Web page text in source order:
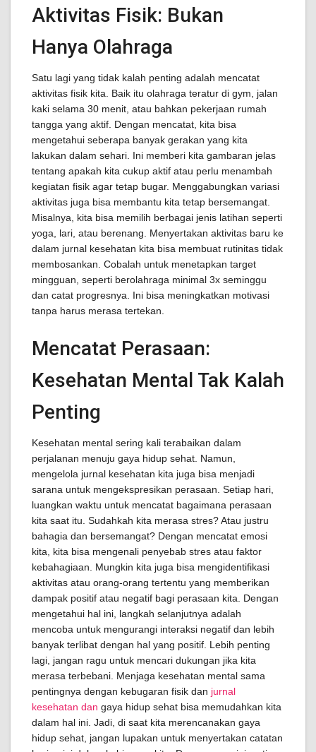
Aktivitas Fisik: Bukan
Hanya Olahraga
Satu lagi yang tidak kalah penting adalah mencatat
aktivitas fisik kita. Baik itu olahraga teratur di gym, jalan
kaki selama 30 menit, atau bahkan pekerjaan rumah
tangga yang aktif. Dengan mencatat, kita bisa
mengetahui seberapa banyak gerakan yang kita
lakukan dalam sehari. Ini memberi kita gambaran jelas
tentang apakah kita cukup aktif atau perlu menambah
kegiatan fisik agar tetap bugar. Menggabungkan variasi
aktivitas juga bisa membantu kita tetap bersemangat.
Misalnya, kita bisa memilih berbagai jenis latihan seperti
yoga, lari, atau berenang. Menyertakan aktivitas baru ke
dalam jurnal kesehatan kita bisa membuat rutinitas tidak
membosankan. Cobalah untuk menetapkan target
mingguan, seperti berolahraga minimal 3x seminggu
dan catat progresnya. Ini bisa meningkatkan motivasi
tanpa harus merasa tertekan.
Mencatat Perasaan:
Kesehatan Mental Tak Kalah
Penting
Kesehatan mental sering kali terabaikan dalam
perjalanan menuju gaya hidup sehat. Namun,
mengelola jurnal kesehatan kita juga bisa menjadi
sarana untuk mengekspresikan perasaan. Setiap hari,
luangkan waktu untuk mencatat bagaimana perasaan
kita saat itu. Sudahkah kita merasa stres? Atau justru
bahagia dan bersemangat? Dengan mencatat emosi
kita, kita bisa mengenali penyebab stres atau faktor
kebahagiaan. Mungkin kita juga bisa mengidentifikasi
aktivitas atau orang-orang tertentu yang memberikan
dampak positif atau negatif bagi perasaan kita. Dengan
mengetahui hal ini, langkah selanjutnya adalah
mencoba untuk mengurangi interaksi negatif dan lebih
banyak terlibat dengan hal yang positif. Lebih penting
lagi, jangan ragu untuk mencari dukungan jika kita
merasa terbebani. Menjaga kesehatan mental sama
pentingnya dengan kebugaran fisik dan jurnal
kesehatan dan gaya hidup sehat bisa memudahkan kita
dalam hal ini. Jadi, di saat kita merencanakan gaya
hidup sehat, jangan lupakan untuk menyertakan catatan